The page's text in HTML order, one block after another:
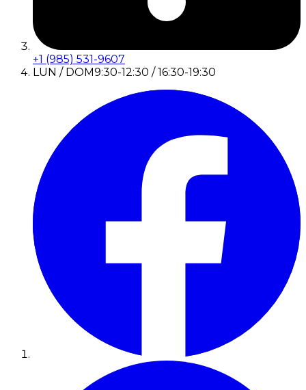
+1 (985) 531-9607
LUN / DOM9:30-12:30 / 16:30-19:30